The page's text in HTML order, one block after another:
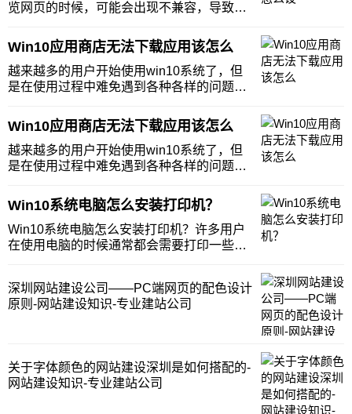
览网页的时候，可能会出现不兼容，导致网
要把浏览器改成兼容模式，那win10用户应
该怎么设置浏览器的兼容模式呢？Win10专
业版浏览器兼容模式怎么设置？1、以edge
Win10应用商店无法下载应用该怎么
越来越多的用户开始使用win10系统了，但
是在使用过程中难免遇到各种各样的问题。
店出现无法下载应用的情况，很影响使用，
这该怎么办？下面小编就分享一些解决的办
法。方法一、重新登录Win10商店1、打开
Win10应用商店无法下载应用该怎么
越来越多的用户开始使用win10系统了，但
是在使用过程中难免遇到各种各样的问题。
店出现无法下载应用的情况，很影响使用，
这该怎么办？下面小编就分享一些解决的办
法。方法一、重新登录Win10商店1、打开
Win10系统电脑怎么安装打印机？
Win10系统电脑怎么安装打印机？许多用户
在使用电脑的时候通常都会需要打印一些文
Win10电脑安装打印机的详细教程，快来学
习一下吧！操作方法：1、打开设置，找到
​深圳网站建设公司——PC端网页的配色设计
原则-网站建设知识-专业建站公司
​关于字体颜色的网站建设深圳是如何搭配的-
网站建设知识-专业建站公司